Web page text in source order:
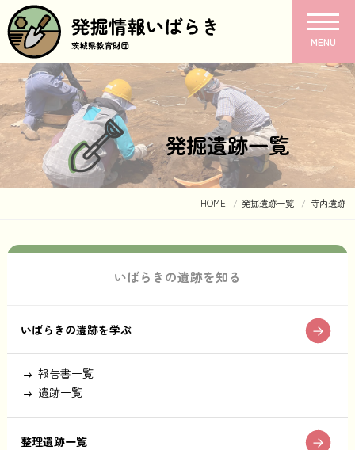
MENU
発掘遺跡一覧
HOME 発掘遺跡一覧 寺内遺跡
いばらきの遺跡を知る
いばらきの遺跡を学ぶ
報告書一覧
遺跡一覧
整理遺跡一覧